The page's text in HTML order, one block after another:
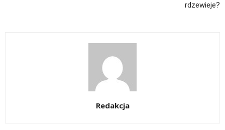
rdzewieje?
Redakcja